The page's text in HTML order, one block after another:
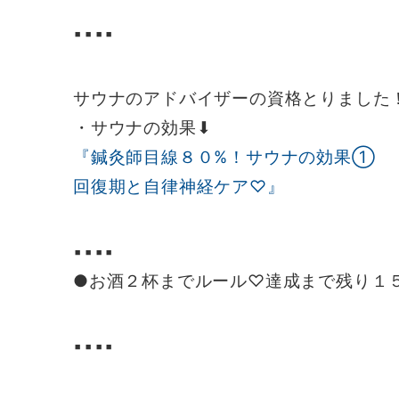
▪️▪️▪️▪️
サウナのアドバイザーの資格とりました！
・サウナの効果⬇︎
『鍼灸師目線８０%！サウナの効果①
回復期と自律神経ケア♡』
▪️▪️▪️▪️
●お酒２杯までルール♡達成まで残り１
▪️▪️▪️▪️